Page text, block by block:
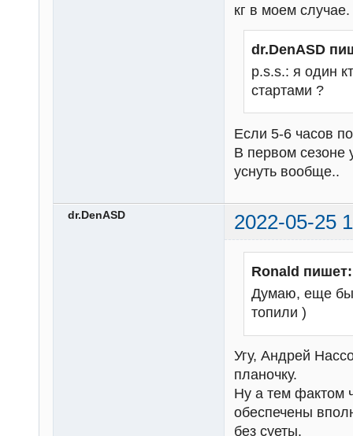
кг в моем случае.
dr.DenASD
p.s.s.: я один
стартами ?
Если 5-6 часов
В первом сезоне
уснуть вообще..
dr.DenASD 2022-05-25
Ronald пишет:
Думаю, еще бы
топили )
Угу, Андрей
планочку.
Ну а тем фактом
обеспечены
без суеты.